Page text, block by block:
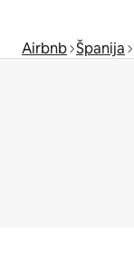
Airbnb Španija